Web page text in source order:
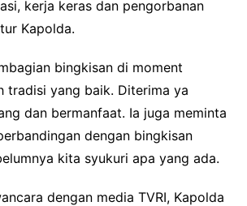
kerja keras dan pengorbanan
Kapolda.
bingkisan di moment
tradisi yang baik. Diterima ya
dan bermanfaat. Ia juga meminta
dengan bingkisan
kita syukuri apa yang ada.
dengan media TVRI, Kapolda